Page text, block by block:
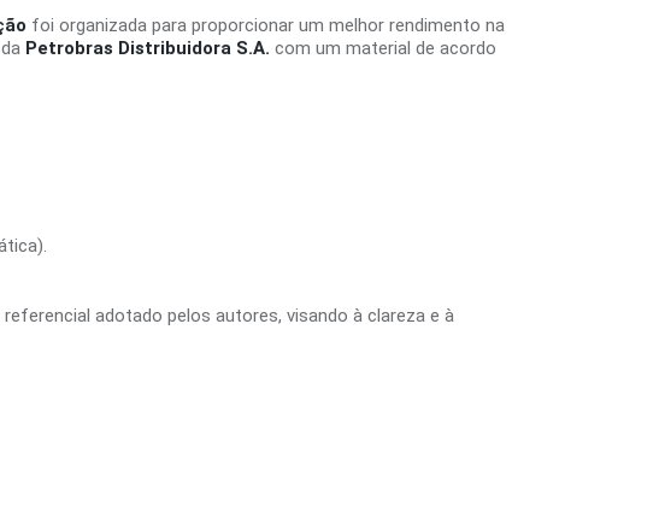
foi organizada para proporcionar um melhor rendimento na
Petrobras Distribuidora S.A. com um material de acordo
adotado pelos autores, visando à clareza e à